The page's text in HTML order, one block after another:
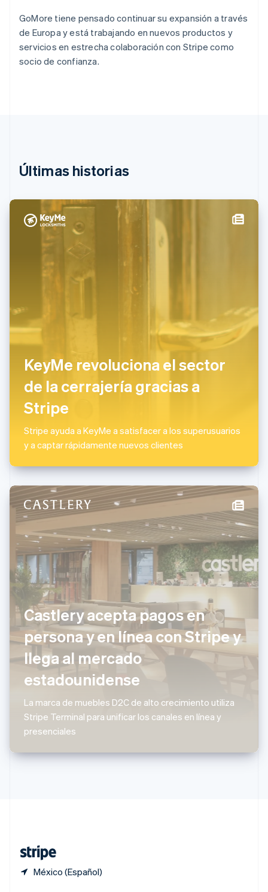
GoMore tiene pensado continuar su expansión a través
de Europa y está trabajando en nuevos productos y
servicios en estrecha colaboración con Stripe como
socio de confianza.
Últimas historias
KeyMe revoluciona el sector
de la cerrajería gracias a
Stripe
Stripe ayuda a KeyMe a satisfacer a los superusuarios
y a captar rápidamente nuevos clientes
Castlery acepta pagos en
persona y en línea con Stripe y
llega al mercado
estadounidense
La marca de muebles D2C de alto crecimiento utiliza
Stripe Terminal para unificar los canales en línea y
presenciales
México (Español)
English
Eslovaquia
English
Eslovenia
EnglishItaliano
Francia
Gibraltar
English
Grecia
English
Hungría
India
Irlanda
Japón
日本語 English
Letonia
English
Liechtenstein
DeutschEnglish
Lituania
English
Luxemburgo
Malasia
Malta
English
México
EspañolEnglish
Noruega
English
Nueva Zelandia
English
Países Bajos
Nederlands English
Polonia
English
Portugal
Português English
RAE de Hong Kong, China
English简体中文
Reino Unido
English
República Checa
English
Rumania
Singapur